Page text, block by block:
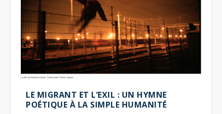
LE MIGRANT ET L’EXIL : UN HYMNE
POÉTIQUE À LA SIMPLE HUMANITÉ